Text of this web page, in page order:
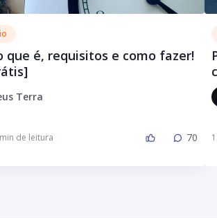
que é, requisitos e como fazer!
Terra
70